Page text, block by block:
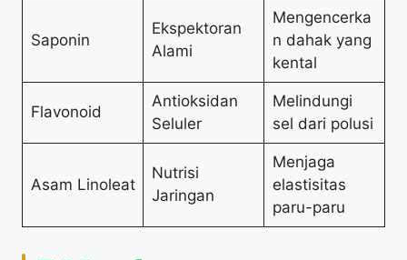
Saponin
Ekspektoran
Alami
Mengencerka
n dahak yang
kental
Flavonoid
Antioksidan
Seluler
Melindungi
sel dari polusi
Asam Linoleat
Nutrisi
Jaringan
Menjaga
elastisitas
paru-paru